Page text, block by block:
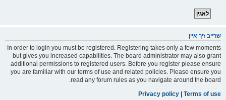
שרייב זיך איין
In order to login you must be registered. Registering takes only a few moments
but gives you increased capabilities. The board administrator may also grant
additional permissions to registered users. Before you register please ensure
you are familiar with our terms of use and related policies. Please ensure you
read any forum rules as you navigate around the board.
Terms of use
|
Privacy policy